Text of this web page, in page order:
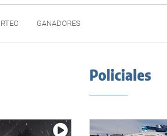
GANADORES
Policiales